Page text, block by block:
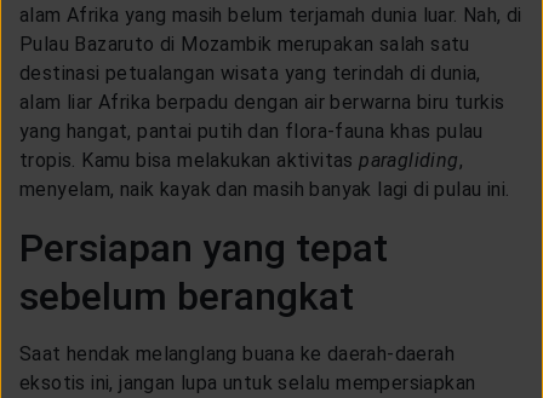
alam Afrika yang masih belum terjamah dunia luar. Nah, di
Pulau Bazaruto di Mozambik merupakan salah satu
destinasi petualangan wisata yang terindah di dunia,
alam liar Afrika berpadu dengan air berwarna biru turkis
yang hangat, pantai putih dan flora-fauna khas pulau
tropis. Kamu bisa melakukan aktivitasparagliding,
menyelam, naik kayak dan masih banyak lagi di pulau ini.
Persiapan yang tepat
sebelum berangkat
Saat hendak melanglang buana ke daerah-daerah
eksotis ini, jangan lupa untuk selalu mempersiapkan